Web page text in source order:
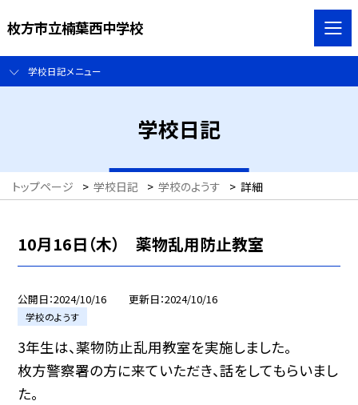
枚方市立楠葉西中学校
学校日記メニュー
学校日記
トップページ > 学校日記 > 学校のようす > 詳細
10月16日（木） 薬物乱用防止教室
公開日 2024/10/16 更新日 2024/10/16
学校のようす
3年生は、薬物防止乱用教室を実施しました。
枚方警察署の方に来ていただき、話をしてもらいまし
た。